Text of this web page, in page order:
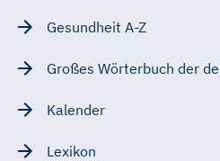
Gesundheit A-Z
Großes Wörterbuch der
Kalender
Lexikon